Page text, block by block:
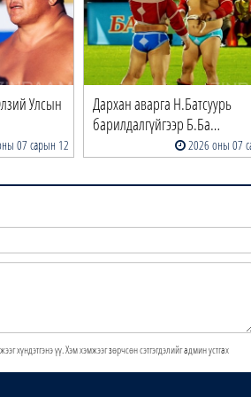
Улсын
07 сарын 12
Дархан аварга Н.Батсуурь
барилдалгүйгээр Б.Ба…
2026 оны 07
хүндэтгэнэ үү. Хэм хэмжээг зөрчсөн сэтгэгдэлийг админ устгах